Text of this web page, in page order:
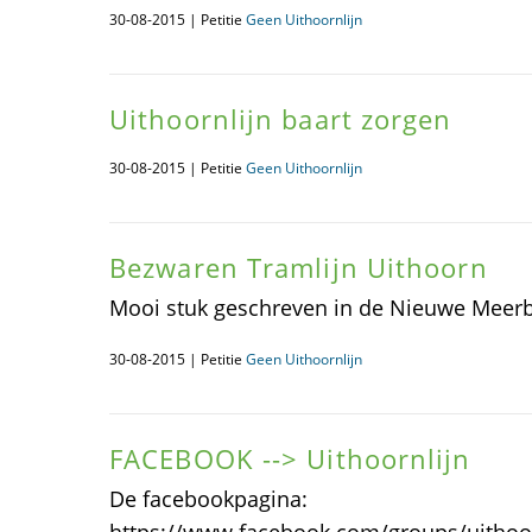
30-08-2015 | Petitie Geen Uithoornlijn
Uithoornlijn baart zorgen
30-08-2015 | Petitie Geen Uithoornlijn
Bezwaren Tramlijn Uithoorn
Mooi stuk geschreven in de Nieuwe
30-08-2015 | Petitie Geen Uithoornlijn
FACEBOOK --> Uithoornlijn
De facebookpagina: